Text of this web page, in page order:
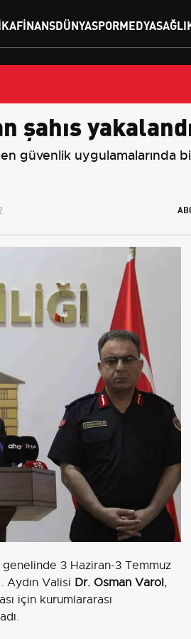
FINANSDÜNYASPORMEDYA
şahıs
uygulamalarında
3 Haziran-3 Temmuz
Aydın Valisi Dr. Osman Varol,
için kurumlararası